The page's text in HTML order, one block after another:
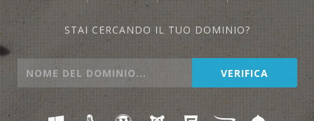
STAI CERCANDO IL TUO DOMINIO?